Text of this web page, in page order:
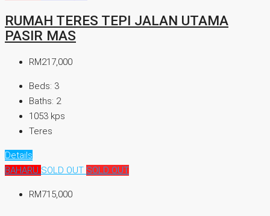
RUMAH TERES TEPI JALAN UTAMA
PASIR MAS
RM217,000
Beds: 3
Baths: 2
1053 kps
Teres
Details
BAHARU SOLD OUT SOLD OUT
RM715,000